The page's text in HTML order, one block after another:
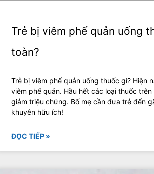
Trẻ bị viêm phế quản uống
toàn?
Trẻ bị viêm phế quản uống thuốc gì? Hiện
viêm phế quản. Hầu hết các loại thuốc
giảm triệu chứng. Bố mẹ cần đưa trẻ đến
khuyên hữu ích!
ĐỌC TIẾP »